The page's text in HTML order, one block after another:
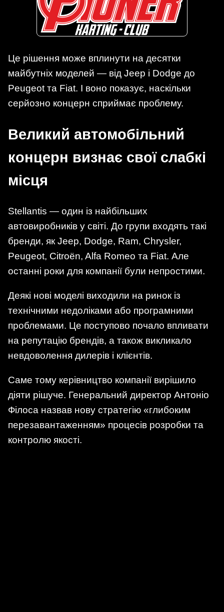
Це рішення може вплинути на десятки
майбутніх моделей — від Jeep і Dodge до
Peugeot та Fiat. І воно показує, наскільки
серйозно концерн сприймає проблему.
Великий автомобільний
концерн визнає свої слабкі
місця
Stellantis — один із найбільших
автовиробників у світі. До групи входять такі
бренди, як Jeep, Dodge, Ram, Chrysler,
Peugeot, Citroën, Alfa Romeo та Fiat. Але
останні роки для компанії були непростими.
Деякі нові моделі виходили на ринок із
технічними недоліками або програмними
проблемами. Це поступово почало впливати
на репутацію брендів, а також викликало
невдоволення дилерів і клієнтів.
Саме тому керівництво компанії вирішило
діяти рішуче. Генеральний директор Антоніо
Філоса назвав нову стратегію «глибоким
перезавантаженням» процесів розробки та
контролю якості.